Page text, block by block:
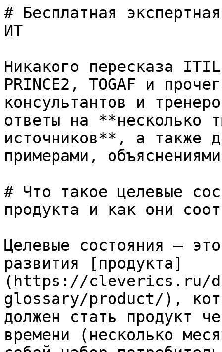
# Бесплатная
ИТ
Никакого пересказа
PRINCE2, TOGAF и
консультантов и
ответы на **несколько
источников**, а также
примерами,
# Что такое целевые
продукта и как они
Целевые состояния —
развития [продукта]
(https://cleverics.ru/
glossary/product/),
должен стать продукт
времени (несколько